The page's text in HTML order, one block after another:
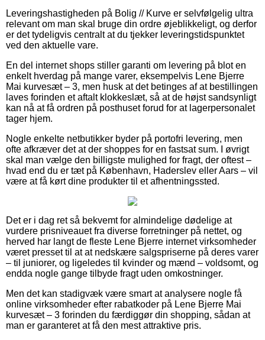
Leveringshastigheden på Bolig // Kurve er selvfølgelig ultra
relevant om man skal bruge din ordre øjeblikkeligt, og derfor
er det tydeligvis centralt at du tjekker leveringstidspunktet
ved den aktuelle vare.
En del internet shops stiller garanti om levering på blot en
enkelt hverdag på mange varer, eksempelvis Lene Bjerre
Mai kurvesæt – 3, men husk at det betinges af at bestillingen
laves forinden et aftalt klokkeslæt, så at de højst sandsynligt
kan nå at få ordren på posthuset forud for at lagerpersonalet
tager hjem.
Nogle enkelte netbutikker byder på portofri levering, men
ofte afkræver det at der shoppes for en fastsat sum. I øvrigt
skal man vælge den billigste mulighed for fragt, der oftest –
hvad end du er tæt på København, Haderslev eller Aars – vil
være at få kørt dine produkter til et afhentningssted.
Det er i dag ret så bekvemt for almindelige dødelige at
vurdere prisniveauet fra diverse forretninger på nettet, og
herved har langt de fleste Lene Bjerre internet virksomheder
været presset til at at nedskære salgspriserne på deres varer
– til juniorer, og ligeledes til kvinder og mænd – voldsomt, og
endda nogle gange tilbyde fragt uden omkostninger.
Men det kan stadigvæk være smart at analysere nogle få
online virksomheder efter rabatkoder på Lene Bjerre Mai
kurvesæt – 3 forinden du færdiggør din shopping, sådan at
man er garanteret at få den mest attraktive pris.